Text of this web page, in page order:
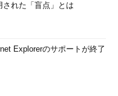
された「盲点」とは
Explorerのサポートが終了